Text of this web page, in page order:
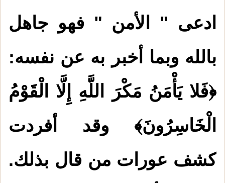
ادعى " الأمن " فهو جاهل
بالله وبما أخبر به عن نفسه:
﴿فَلا يَأْمَنُ مَكْرَ اللَّهِ إِلَّا الْقَوْمُ
الْخَاسِرُونَ﴾ وقد أفردت
كشف عورات من قال بذلك.